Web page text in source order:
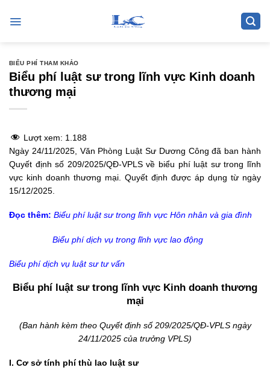
BIỂU PHÍ THAM KHẢO
Biểu phí luật sư trong lĩnh vực Kinh doanh
thương mại
Lượt xem: 1.188
Ngày 24/11/2025, Văn Phòng Luật Sư Dương Công đã ban hành
Quyết định số 209/2025/QĐ-VPLS về biểu phí luật sư trong lĩnh
vực kinh doanh thương mại. Quyết định được áp dụng từ ngày
15/12/2025.
Đọc thêm: Biểu phí luật sư trong lĩnh vực Hôn nhân và gia đình
Biểu phí dịch vụ trong lĩnh vực lao động
Biểu phí dịch vụ luật sư tư vấn
Biểu phí luật sư trong lĩnh vực Kinh doanh thương
mại
(Ban hành kèm theo Quyết định số 209/2025/QĐ-VPLS ngày
24/11/2025 của trưởng VPLS)
I. Cơ sở tính phí thù lao luật sư